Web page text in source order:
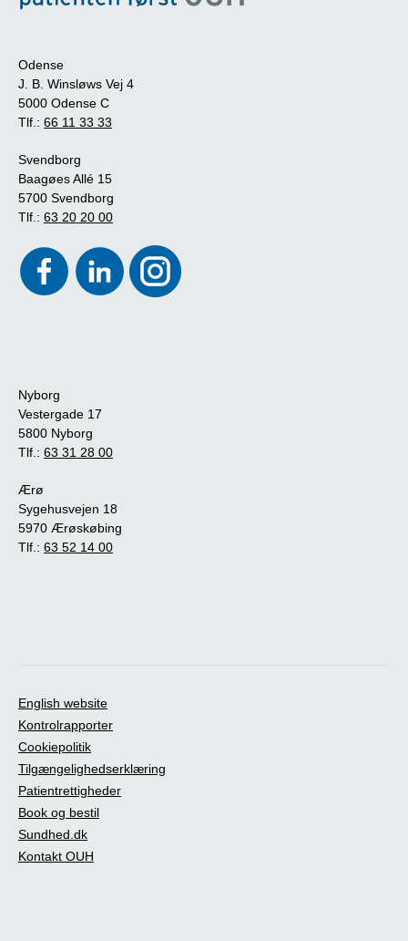
Odense
J. B. Winsløws Vej 4
5000 Odense C
Tlf.: 66 11 33 33
Svendborg
Baagøes Allé 15
5700 Svendborg
Tlf.: 63 20 20 00
Nyborg
Vestergade 17
5800 Nyborg
Tlf.: 63 31 28 00
Ærø
Sygehusvejen 18
5970 Ærøskøbing
Tlf.: 63 52 14 00
English website
Kontrolrapporter
Cookiepolitik
Tilgængelighedserklæring
Patientrettigheder
Book og bestil
Sundhed.dk
Kontakt OUH